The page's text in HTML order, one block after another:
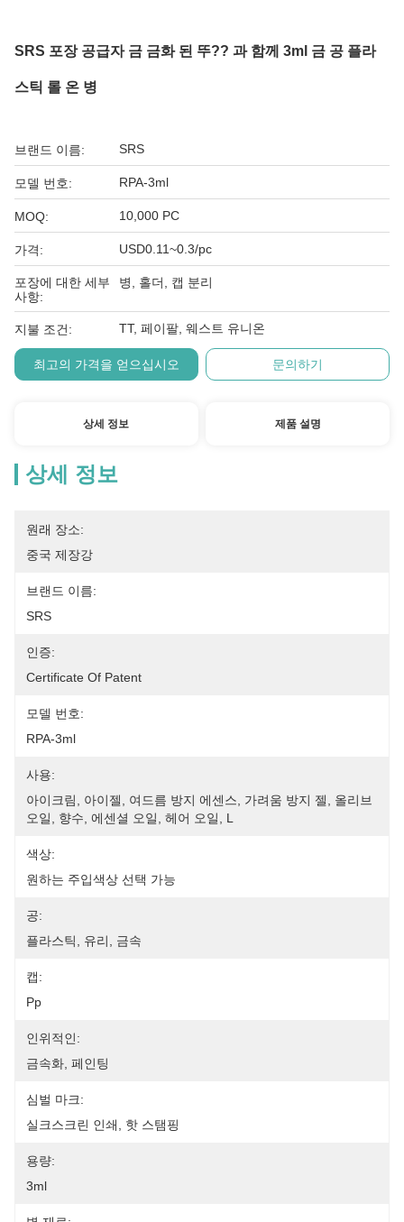
SRS 포장 공급자 금 금화 된 뚜?? 과 함께 3ml 금 공 플라
스틱 롤 온 병
브랜드 이름: SRS
모델 번호: RPA-3ml
MOQ: 10,000 PC
가격: USD0.11~0.3/pc
포장에 대한 세부
사항:
병, 홀더, 캡 분리
지불 조건: TT, 페이팔, 웨스트 유니온
최고의 가격을 얻으십시오 문의하기
상세 정보 제품 설명
상세 정보
원래 장소:
중국 제장강
브랜드 이름:
SRS
인증:
Certificate Of Patent
모델 번호:
RPA-3ml
사용:
아이크림, 아이젤, 여드름 방지 에센스, 가려움 방지 젤, 올리브
오일, 향수, 에센셜 오일, 헤어 오일, L
색상:
원하는 주입색상 선택 가능
공:
플라스틱, 유리, 금속
캡:
Pp
인위적인:
금속화, 페인팅
심벌 마크:
실크스크린 인쇄, 핫 스탬핑
용량:
3ml